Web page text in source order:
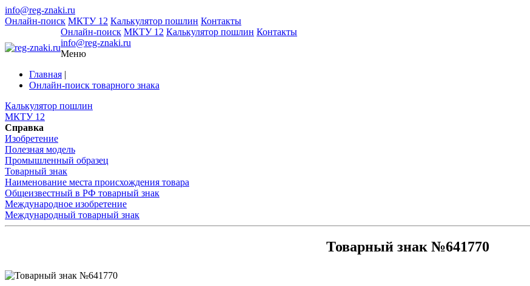
info@reg-znaki.ru
Онлайн-поиск МКТУ 12 Калькулятор пошлин Контакты
Онлайн-поиск МКТУ 12 Калькулятор пошлин Контакты
info@reg-znaki.ru
Меню
Главная |
Онлайн-поиск товарного знака
Калькулятор пошлин
МКТУ 12
Справка
Изобретение
Полезная модель
Промышленный образец
Товарный знак
Наименование места происхождения товара
Общеизвестный в РФ товарный знак
Международное изобретение
Международный товарный знак
Товарный знак №641770